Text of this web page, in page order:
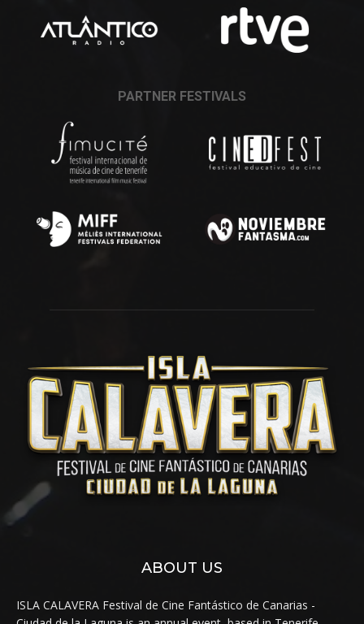
PARTNER FESTIVALS
ABOUT US
ISLA CALAVERA Festival de Cine Fantástico de Canarias -